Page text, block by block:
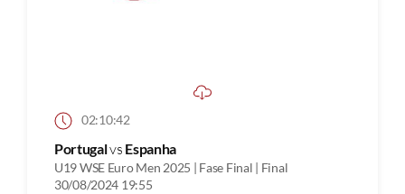
02:10:42
Portugalvs Espanha
U19 WSE Euro Men 2025 | Fase Final | Final
30/08/2024 19:55